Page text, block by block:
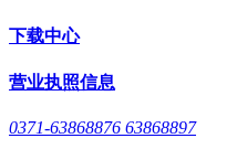
下载中心
营业执照信息
0371-63868876 63868897